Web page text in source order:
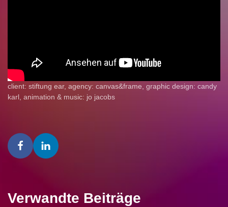
client: stiftung ear, agency: canvas&frame, graphic design: candy
karl, animation & music: jo jacobs
Verwandte Beiträge